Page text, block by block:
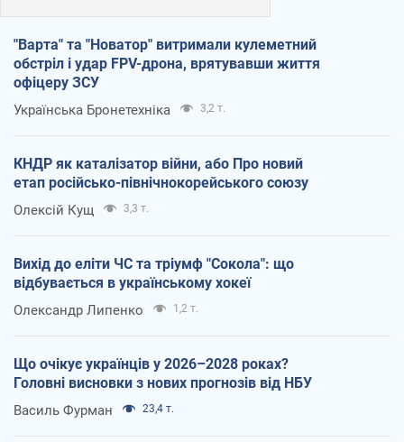
"Варта" та "Новатор" витримали кулеметний
обстріл і удар FPV-дрона, врятувавши життя
офіцеру ЗСУ
Українська Бронетехніка 3,2 т.
КНДР як каталізатор війни, або Про новий
етап російсько-північнокорейського союзу
Олексій Кущ 3,3 т.
Вихід до еліти ЧС та тріумф "Сокола": що
відбувається в українському хокеї
Олександр Липенко 1,2 т.
Що очікує українців у 2026–2028 роках?
Головні висновки з нових прогнозів від НБУ
Василь Фурман 23,4 т.